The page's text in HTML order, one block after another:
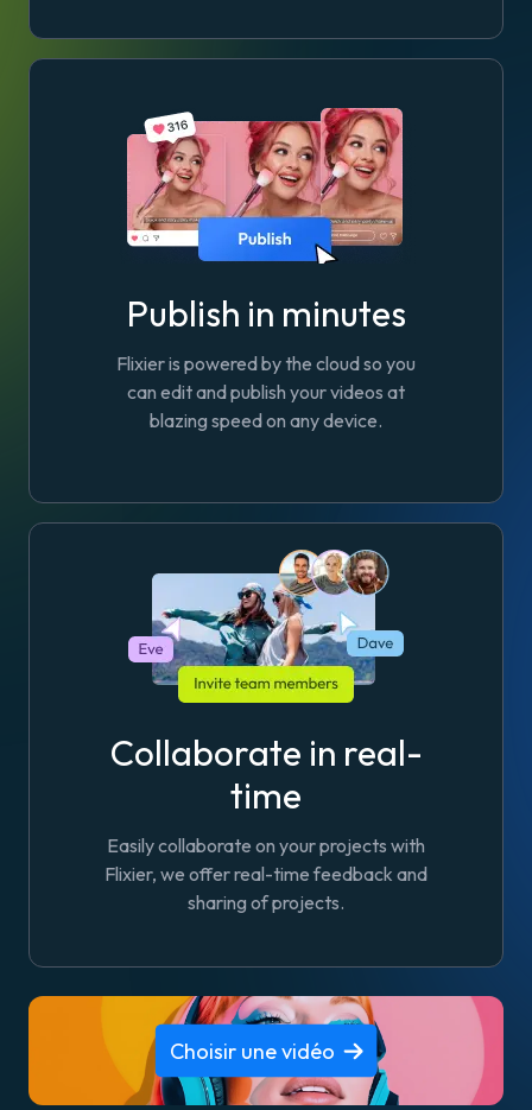
Publish in minutes
Flixier is powered by the cloud so you
can edit and publish your videos at
blazing speed on any device.
Collaborate in real-
time
Easily collaborate on your projects with
Flixier, we offer real-time feedback and
sharing of projects.
Choisir une vidéo